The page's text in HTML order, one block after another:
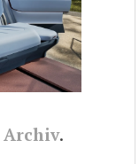
Archiv.